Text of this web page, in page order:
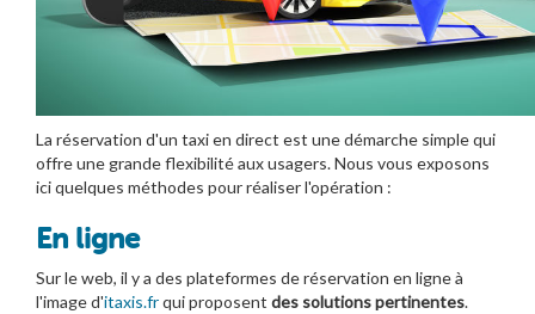
La réservation d'un taxi en direct est une démarche simple qui
offre une grande flexibilité aux usagers. Nous vous exposons
ici quelques méthodes pour réaliser l'opération :
En ligne
Sur le web, il y a des plateformes de réservation en ligne à
l'image d'itaxis.frqui proposent des solutions pertinentes.